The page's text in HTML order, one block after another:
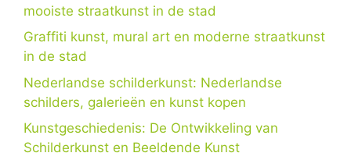
mooiste straatkunst in de stad
Graffiti kunst, mural art en moderne straatkunst
in de stad
Nederlandse schilderkunst: Nederlandse
schilders, galerieën en kunst kopen
Kunstgeschiedenis: De Ontwikkeling van
Schilderkunst en Beeldende Kunst